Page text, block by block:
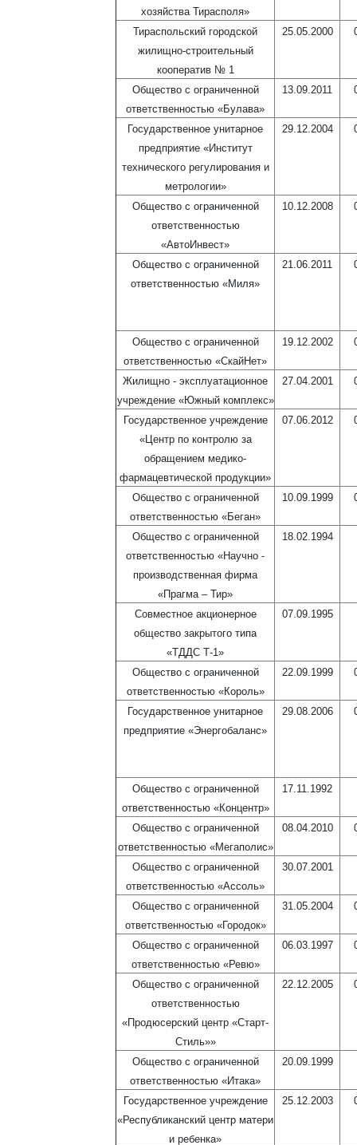
хозяйства Тирасполя»
Тираспольский городской
жилищно-строительный
кооператив № 1
25.05.2000
Общество с ограниченной
ответственностью «Булава»
13.09.2011
Государственное унитарное
предприятие «Институт
технического регулирования и
метрологии»
29.12.2004
Общество с ограниченной
ответственностью
«АвтоИнвест»
10.12.2008
Общество с ограниченной
ответственностью «Миля»
21.06.2011
Общество с ограниченной
ответственностью «СкайНет»
19.12.2002
Жилищно - эксплуатационное
учреждение «Южный комплекс»
27.04.2001
Государственное учреждение
«Центр по контролю за
обращением медико-
фармацевтической продукции»
07.06.2012
Общество с ограниченной
ответственностью «Беган»
10.09.1999
Общество с ограниченной
ответственностью «Научно -
производственная фирма
«Прагма – Тир»
18.02.1994
Совместное акционерное
общество закрытого типа
«ТДДС Т-1»
07.09.1995
Общество с ограниченной
ответственностью «Король»
22.09.1999
Государственное унитарное
предприятие «Энергобаланс»
29.08.2006
Общество с ограниченной
ответственностью «Концентр»
17.11.1992
Общество с ограниченной
ответственностью «Мегаполис»
08.04.2010
Общество с ограниченной
ответственностью «Ассоль»
30.07.2001
Общество с ограниченной
ответственностью «Городок»
31.05.2004
Общество с ограниченной
ответственностью «Ревю»
06.03.1997
Общество с ограниченной
ответственностью
«Продюсерский центр «Старт-
Стиль»»
22.12.2005
Общество с ограниченной
ответственностью «Итака»
20.09.1999
Государственное учреждение
«Республиканский центр матери
и ребенка»
25.12.2003